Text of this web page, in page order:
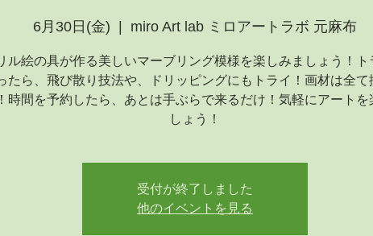
6月30日(金) miro Art lab ミロアートラボ 元麻布
ル絵の具が作る美しいマーブリング模様を楽しみましょう！ト
たら、飛び散り技法や、ドリッピングにもトライ！画材は全て
時間を予約したら、あとは手ぶらで来るだけ！気軽にアートを
しょう！
受付が終了しました
他のイベントを見る